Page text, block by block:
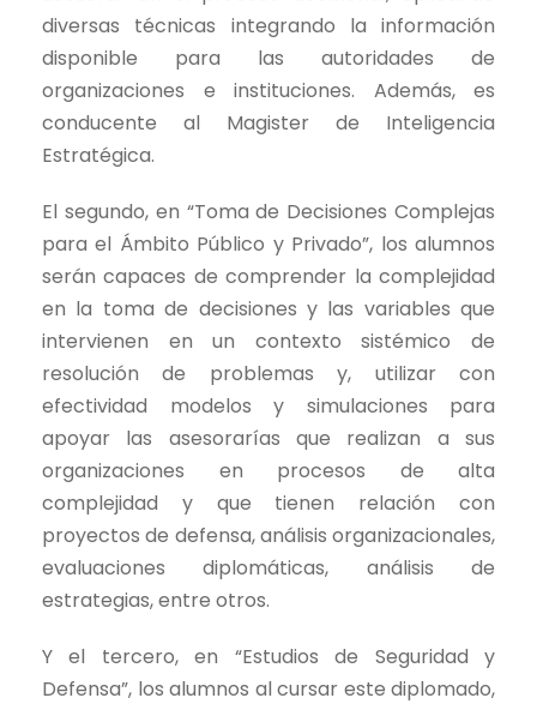
diversas técnicas integrando la información
disponible para las autoridades de
organizaciones e instituciones. Además, es
conducente al Magister de Inteligencia
Estratégica.
El segundo, en “Toma de Decisiones Complejas
para el Ámbito Público y Privado”, los alumnos
serán capaces de comprender la complejidad
en la toma de decisiones y las variables que
intervienen en un contexto sistémico de
resolución de problemas y, utilizar con
efectividad modelos y simulaciones para
apoyar las asesorarías que realizan a sus
organizaciones en procesos de alta
complejidad y que tienen relación con
proyectos de defensa, análisis organizacionales,
evaluaciones diplomáticas, análisis de
estrategias, entre otros.
Y el tercero, en “Estudios de Seguridad y
Defensa”, los alumnos al cursar este diplomado,